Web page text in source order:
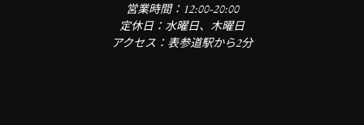
営業時間：12:00-20:00
定休日：水曜日、木曜日
アクセス：表参道駅から2分